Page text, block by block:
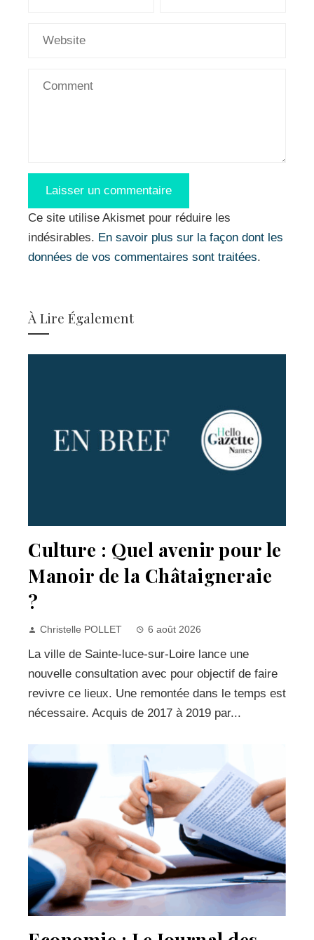
Ce site utilise Akismet pour réduire les
indésirables. En savoir plus sur la façon dont les
données de vos commentaires sont traitées.
À Lire Également
Culture : Quel avenir pour le
Manoir de la Châtaigneraie
?
Christelle POLLET 6 août 2026
La ville de Sainte-luce-sur-Loire lance une
nouvelle consultation avec pour objectif de faire
revivre ce lieux. Une remontée dans le temps est
nécessaire. Acquis de 2017 à 2019 par...